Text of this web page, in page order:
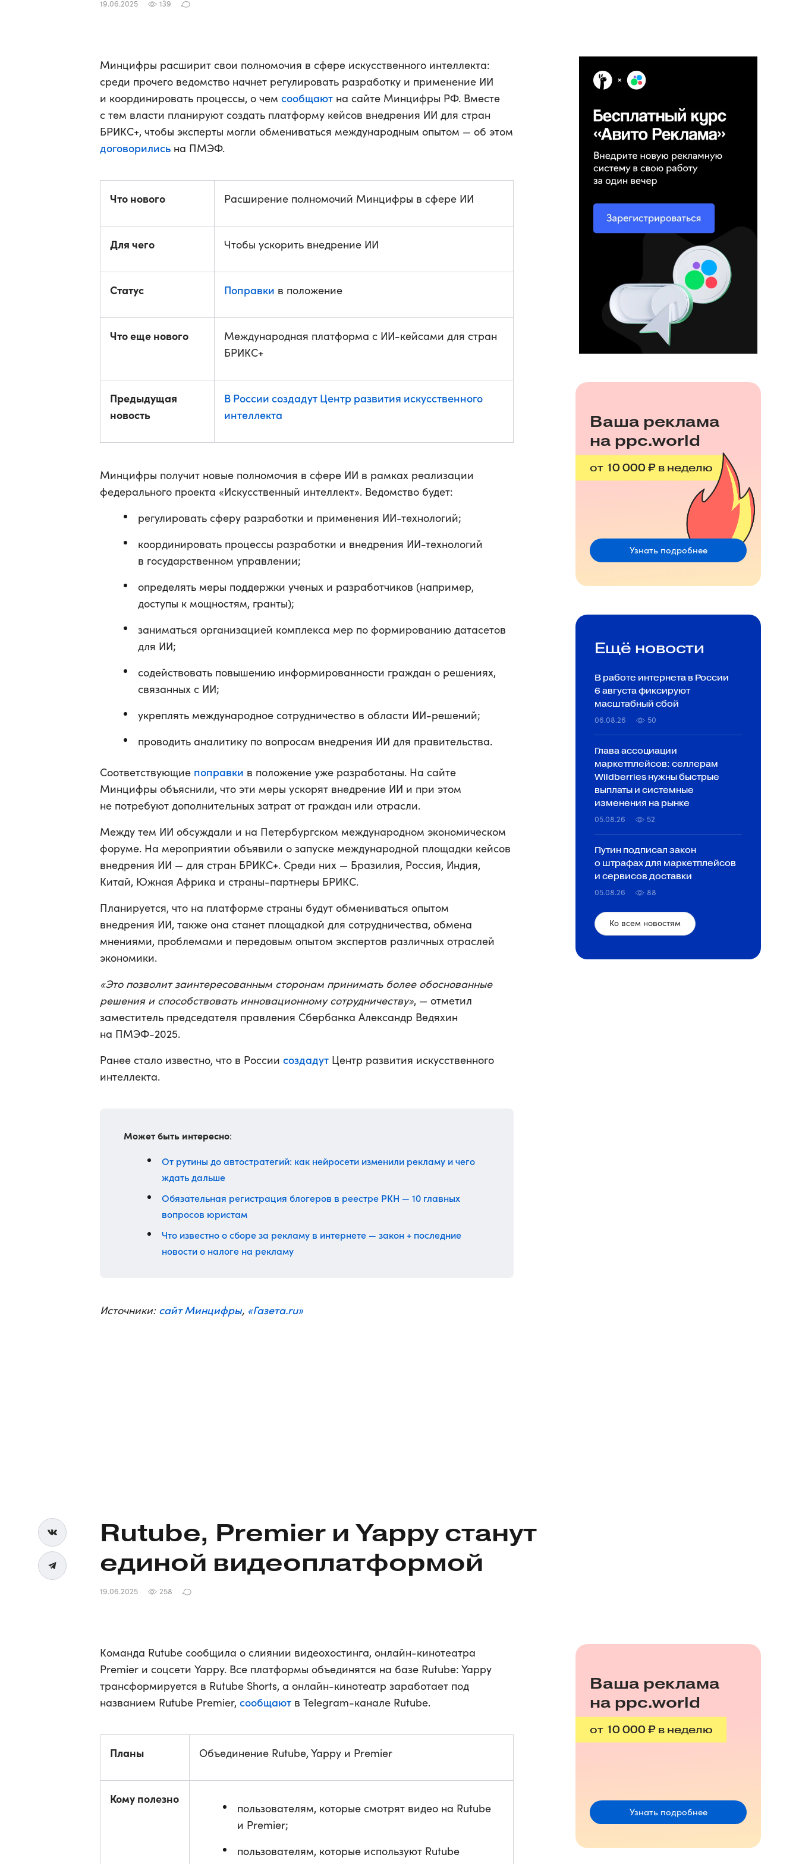
19.06.2025 139
Минцифры расширит свои полномочия в сфере искусственного интеллекта:
среди прочего ведомство начнет регулировать разработку и применение ИИ
и координировать процессы, о чем сообщают на сайте Минцифры РФ. Вместе
с тем власти планируют создать платформу кейсов внедрения ИИ для стран
БРИКС+, чтобы эксперты могли обмениваться международным опытом — об этом
договорились на ПМЭФ.
Что нового Расширение полномочий Минцифры в сфере ИИ
Для чего Чтобы ускорить внедрение ИИ
Статус Поправки в положение
Что еще нового
Международная платформа с ИИ-кейсами для стран
БРИКС+
Предыдущая
новость
В России создадут Центр развития искусственного
интеллекта
Минцифры получит новые полномочия в сфере ИИ в рамках реализации
федерального проекта «Искусственный интеллект». Ведомство будет:
регулировать сферу разработки и применения ИИ-технологий;
координировать процессы разработки и внедрения ИИ-технологий
в государственном управлении;
определять меры поддержки ученых и разработчиков (например,
доступы к мощностям, гранты);
заниматься организацией комплекса мер по формированию датасетов
для ИИ;
содействовать повышению информированности граждан о решениях,
связанных с ИИ;
укреплять международное сотрудничество в области ИИ-решений;
проводить аналитику по вопросам внедрения ИИ для правительства.
Соответствующие поправки в положение уже разработаны. На сайте
Минцифры объяснили, что эти меры ускорят внедрение ИИ и при этом
не потребуют дополнительных затрат от граждан или отрасли.
Между тем ИИ обсуждали и на Петербургском международном экономическом
форуме. На мероприятии объявили о запуске международной площадки кейсов
внедрения ИИ — для стран БРИКС+. Среди них — Бразилия, Россия, Индия,
Китай, Южная Африка и страны-партнеры БРИКС.
Планируется, что на платформе страны будут обмениваться опытом
внедрения ИИ, также она станет площадкой для сотрудничества, обмена
мнениями, проблемами и передовым опытом экспертов различных отраслей
экономики.
«Это позволит заинтересованным сторонам принимать более обоснованные
решения и способствовать инновационному сотрудничеству», — отметил
заместитель председателя правления Сбербанка Александр Ведяхин
на ПМЭФ-2025.
Ранее стало известно, что в России создадут Центр развития искусственного
интеллекта.
Может быть интересно:
От рутины до автостратегий: как нейросети изменили рекламу и чего
ждать дальше
Обязательная регистрация блогеров в реестре РКН — 10 главных
вопросов юристам
Что известно о сборе за рекламу в интернете — закон + последние
новости о налоге на рекламу
Источники: сайт Минцифры, «Газета.ru»
Ваша реклама
на ppc.world
от 10 000 ₽ в неделю
Узнать подробнее
Ещё новости
В работе интернета в России
6 августа фиксируют
масштабный сбой
06.08.26 50
Глава ассоциации
маркетплейсов: селлерам
Wildberries нужны быстрые
выплаты и системные
изменения на рынке
05.08.26 52
Путин подписал закон
о штрафах для маркетплейсов
и сервисов доставки
05.08.26 88
Ко всем новостям
Rutube, Premier и Yappy станут
единой видеоплатформой
19.06.2025 258
Команда Rutube сообщила о слиянии видеохостинга, онлайн-кинотеатра
Premier и соцсети Yappy. Все платформы объединятся на базе Rutube: Yappy
трансформируется в Rutube Shorts, а онлайн-кинотеатр заработает под
названием Rutube Premier, сообщают в Telegram-канале Rutube.
Планы Объединение Rutube, Yappy и Premier
Кому полезно
пользователям, которые смотрят видео на Rutube
и Premier;
пользователям, которые используют Rutube
Ваша реклама
на ppc.world
от 10 000 ₽ в неделю
Узнать подробнее